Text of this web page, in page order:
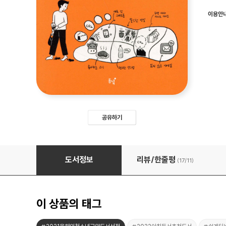
공유하기
이용안
왜요, 기후가 어떤데요?
도서정보 리뷰/한줄평 (17/11)
이 상품의 태그